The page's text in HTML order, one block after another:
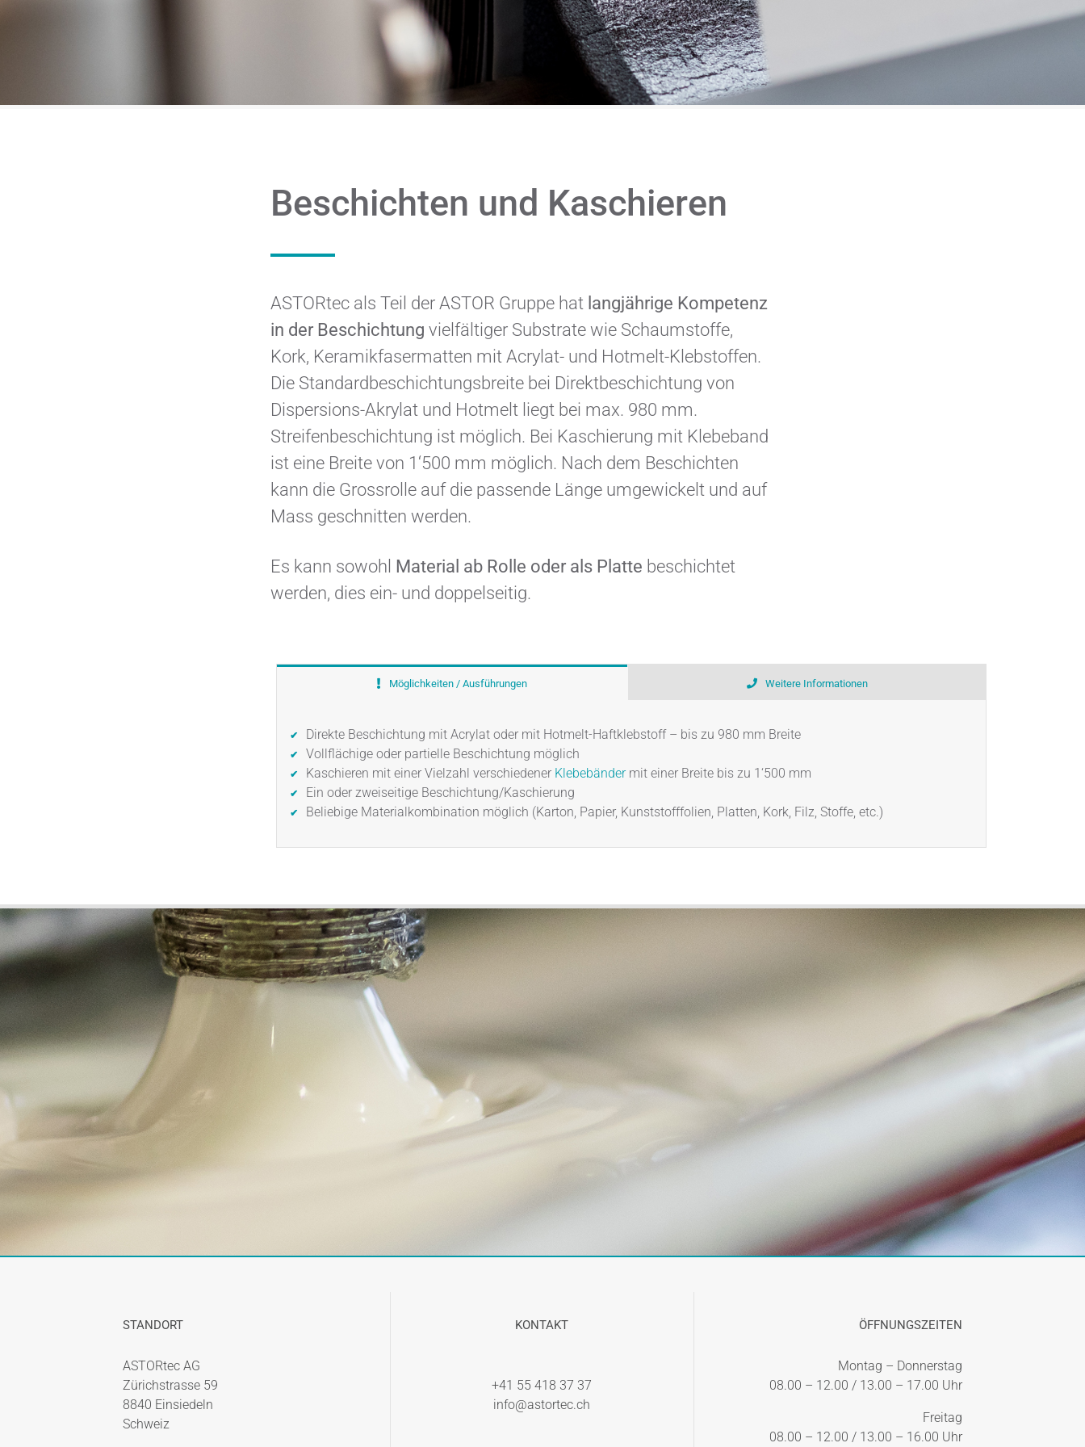
Beschichten und Kaschieren
ASTORtec als Teil der ASTOR Gruppe hat langjährige Kompetenz
in der Beschichtung vielfältiger Substrate wie Schaumstoffe,
Kork, Keramikfasermatten mit Acrylat- und Hotmelt-Klebstoffen.
Die Standardbeschichtungsbreite bei Direktbeschichtung von
Dispersions-Akrylat und Hotmelt liegt bei max. 980 mm.
Streifenbeschichtung ist möglich. Bei Kaschierung mit Klebeband
ist eine Breite von 1‘500 mm möglich. Nach dem Beschichten
kann die Grossrolle auf die passende Länge umgewickelt und auf
Mass geschnitten werden.
Es kann sowohl Material ab Rolle oder als Platte beschichtet
werden, dies ein- und doppelseitig.
Möglichkeiten / Ausführungen Weitere Informationen
Direkte Beschichtung mit Acrylat oder mit Hotmelt-Haftklebstoff – bis zu 980 mm Breite
Vollflächige oder partielle Beschichtung möglich
Kaschieren mit einer Vielzahl verschiedener Klebebändermit einer Breite bis zu 1‘500 mm
Ein oder zweiseitige Beschichtung/Kaschierung
Beliebige Materialkombination möglich (Karton, Papier, Kunststofffolien, Platten, Kork, Filz, Stoffe, etc.)
STANDORT
ASTORtec AG
Zürichstrasse 59
8840 Einsiedeln
Schweiz
KONTAKT
+41 55 418 37 37
info@astortec.ch
ÖFFNUNGSZEITEN
Montag – Donnerstag
08.00 – 12.00 / 13.00 – 17.00 Uhr
Freitag
08.00 – 12.00 / 13.00 – 16.00 Uhr